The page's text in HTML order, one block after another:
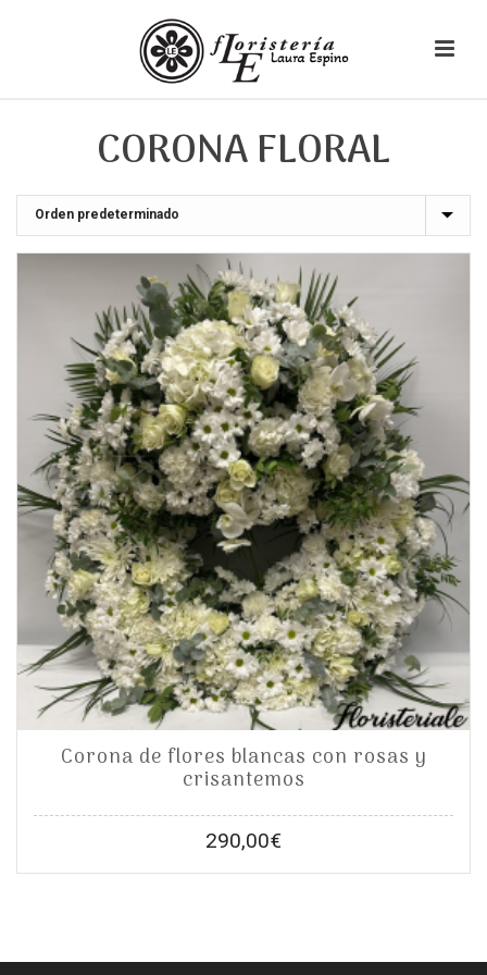
CORONA FLORAL
Corona de flores blancas con rosas y
crisantemos
290,00€